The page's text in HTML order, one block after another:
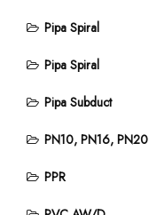
Pipa Spiral
Pipa Spiral
Pipa Subduct
PN10, PN16, PN20
PPR